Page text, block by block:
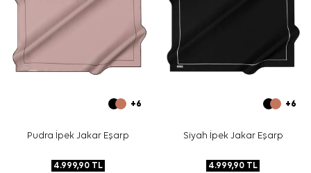
+6
Pudra İpek Jakar Eşarp
4.999,90TL
+6
Siyah İpek Jakar Eşarp
4.999,90 TL